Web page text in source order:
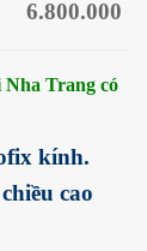
6.800.000
Nha Trang có
kính.
cao